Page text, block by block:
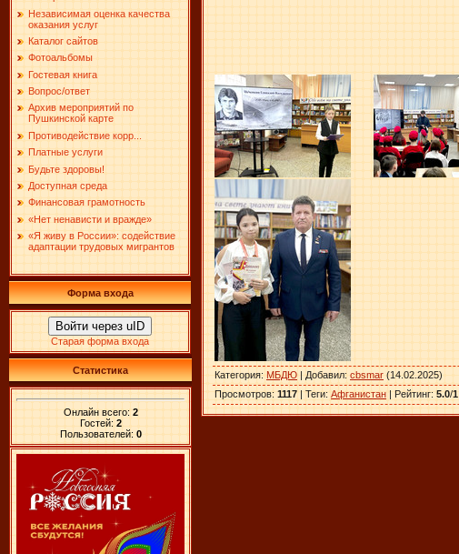
Независимая оценка качества
оказания услуг
Каталог сайтов
Фотоальбомы
Гостевая книга
Вопрос/ответ
Архив мероприятий по
Пушкинской карте
Противодействие корр...
Платные услуги
Будьте здоровы!
Доступная среда
Финансовая грамотность
«Нет ненависти и вражде»
«Я живу в России»: содействие
адаптации трудовых мигрантов
Форма входа
Войти через uID
Старая форма входа
Статистика
Онлайн всего: 2
Гостей: 2
Пользователей: 0
Категория: МБДЮ | Добавил: cbsmar (14.02.2025)
Просмотров: 1117 | Теги: Афганистан | Рейтинг: 5.0/1